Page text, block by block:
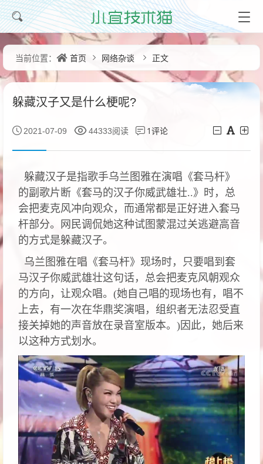
当前位置： 首页 网络杂谈 正文
躲藏汉子又是什么梗呢?
2021-07-09 44333阅读 1评论
躲藏汉子是指歌手乌兰图雅在演唱《套马杆》
的副歌片断《套马的汉子你威武雄壮..》时，总
会把麦克风冲向观众，而通常都是正好进入套马
杆部分。网民调侃她这种试图蒙混过关逃避高音
的方式是躲藏汉子。
乌兰图雅在唱《套马杆》现场时，只要唱到套
马汉子你威武雄壮这句话，总会把麦克风朝观众
的方向，让观众唱。(她自己唱的现场也有，唱不
上去，有一次在华鼎奖演唱，组织者无法忍受直
接关掉她的声音放在录音室版本。)因此，她后来
以这种方式划水。